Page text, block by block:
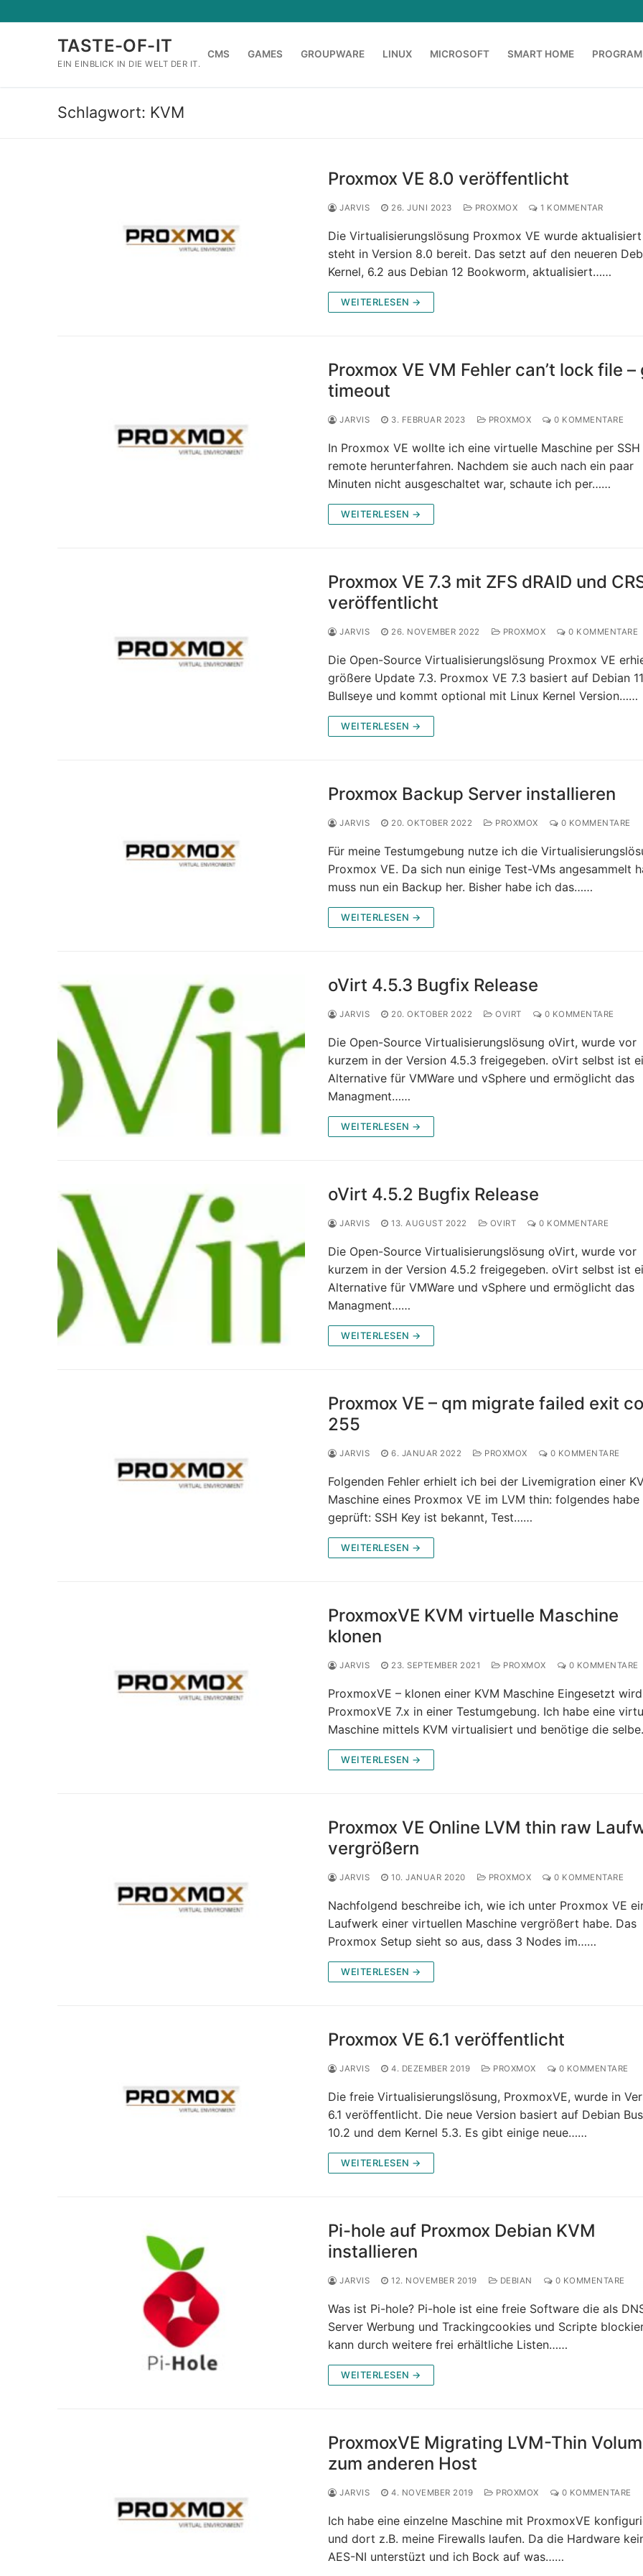
Inhalt
TASTE-OF-IT
EIN EINBLICK IN DIE WELT DER IT.
CMS GAMES GROUPWARE LINUX MICROSOFT SMART HOME
Schlagwort: KVM
Proxmox VE 8.0 veröffentlicht
JARVIS 26. JUNI 2023 PROXMOX 1 KOMMENTAR
Die Virtualisierungslösung Proxmox VE wurde
steht in Version 8.0 bereit. Das setzt auf den neueren
Kernel, 6.2 aus Debian 12 Bookworm, aktualisiert……
WEITERLESEN →
Proxmox VE VM Fehler can’t lock file –
timeout
JARVIS 3. FEBRUAR 2023 PROXMOX 0 KOMMENTARE
In Proxmox VE wollte ich eine virtuelle Maschine per SSH
remote herunterfahren. Nachdem sie auch nach ein paar
Minuten nicht ausgeschaltet war, schaute ich per……
WEITERLESEN →
Proxmox VE 7.3 mit ZFS dRAID und
veröffentlicht
JARVIS 26. NOVEMBER 2022 PROXMOX 0 KOMMENTARE
Die Open-Source Virtualisierungslösung Proxmox VE
größere Update 7.3. Proxmox VE 7.3 basiert auf Debian
Bullseye und kommt optional mit Linux Kernel Version……
WEITERLESEN →
Proxmox Backup Server installieren
JARVIS 20. OKTOBER 2022 PROXMOX 0 KOMMENTARE
Für meine Testumgebung nutze ich die
Proxmox VE. Da sich nun einige Test-VMs angesammelt
muss nun ein Backup her. Bisher habe ich das……
WEITERLESEN →
oVirt 4.5.3 Bugfix Release
JARVIS 20. OKTOBER 2022 OVIRT 0 KOMMENTARE
Die Open-Source Virtualisierungslösung oVirt, wurde vor
kurzem in der Version 4.5.3 freigegeben. oVirt selbst ist
Alternative für VMWare und vSphere und ermöglicht das
Managment……
WEITERLESEN →
oVirt 4.5.2 Bugfix Release
JARVIS 13. AUGUST 2022 OVIRT 0 KOMMENTARE
Die Open-Source Virtualisierungslösung oVirt, wurde vor
kurzem in der Version 4.5.2 freigegeben. oVirt selbst ist
Alternative für VMWare und vSphere und ermöglicht das
Managment……
WEITERLESEN →
Proxmox VE – qm migrate failed exit
255
JARVIS 6. JANUAR 2022 PROXMOX 0 KOMMENTARE
Folgenden Fehler erhielt ich bei der Livemigration einer
Maschine eines Proxmox VE im LVM thin: folgendes habe
geprüft: SSH Key ist bekannt, Test……
WEITERLESEN →
ProxmoxVE KVM virtuelle Maschine
klonen
JARVIS 23. SEPTEMBER 2021 PROXMOX 0 KOMMENTARE
ProxmoxVE – klonen einer KVM Maschine Eingesetzt wird
ProxmoxVE 7.x in einer Testumgebung. Ich habe eine
Maschine mittels KVM virtualisiert und benötige die
WEITERLESEN →
Proxmox VE Online LVM thin raw
vergrößern
JARVIS 10. JANUAR 2020 PROXMOX 0 KOMMENTARE
Nachfolgend beschreibe ich, wie ich unter Proxmox VE
Laufwerk einer virtuellen Maschine vergrößert habe. Das
Proxmox Setup sieht so aus, dass 3 Nodes im……
WEITERLESEN →
Proxmox VE 6.1 veröffentlicht
JARVIS 4. DEZEMBER 2019 PROXMOX 0 KOMMENTARE
Die freie Virtualisierungslösung, ProxmoxVE, wurde in
6.1 veröffentlicht. Die neue Version basiert auf Debian
10.2 und dem Kernel 5.3. Es gibt einige neue……
WEITERLESEN →
Pi-hole auf Proxmox Debian KVM
installieren
JARVIS 12. NOVEMBER 2019 DEBIAN 0 KOMMENTARE
Was ist Pi-hole? Pi-hole ist eine freie Software die als
Server Werbung und Trackingcookies und Scripte
kann durch weitere frei erhältliche Listen……
WEITERLESEN →
ProxmoxVE Migrating LVM-Thin
zum anderen Host
JARVIS 4. NOVEMBER 2019 PROXMOX 0 KOMMENTARE
Ich habe eine einzelne Maschine mit ProxmoxVE
und dort z.B. meine Firewalls laufen. Da die Hardware
AES-NI unterstüzt und ich Bock auf was……